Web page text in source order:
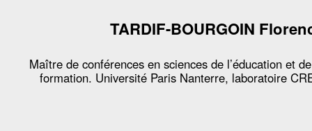
TARDIF-BOURGOIN
Maître de conférences en sciences de l’éducation et
formation. Université Paris Nanterre, laboratoire